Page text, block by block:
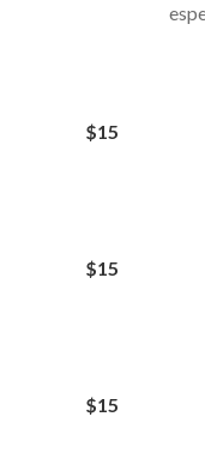
$15
$15
$15